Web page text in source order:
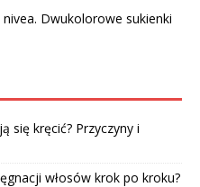
Dwukolorowe sukienki
się kręcić? Przyczyny i
włosów krok po kroku?